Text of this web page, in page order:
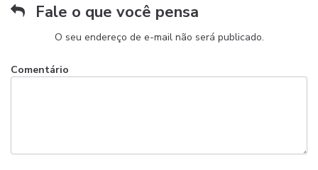
Fale o que você pensa
O seu endereço de e-mail não será publicado.
Comentário